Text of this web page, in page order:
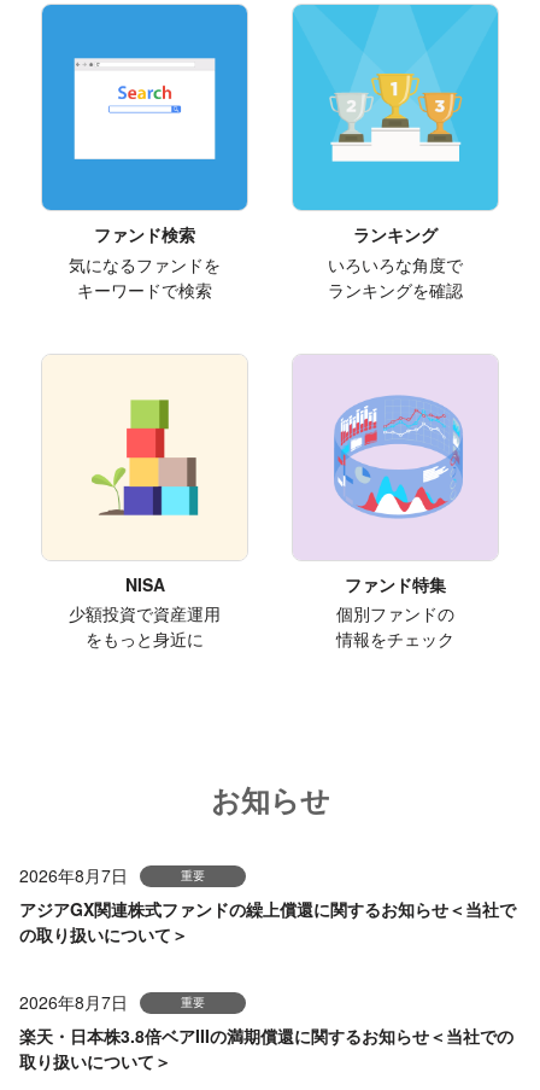
ファンド検索
気になるファンドを
キーワードで検索
ランキング
いろいろな角度で
ランキングを確認
NISA
少額投資で資産運用
をもっと身近に
ファンド特集
個別ファンドの
情報をチェック
お知らせ
2026年8月7日 重要
アジアGX関連株式ファンドの繰上償還に関するお知らせ＜当社で
の取り扱いについて＞
2026年8月7日 重要
楽天・日本株3.8倍ベアIIIの満期償還に関するお知らせ＜当社での
取り扱いについて＞